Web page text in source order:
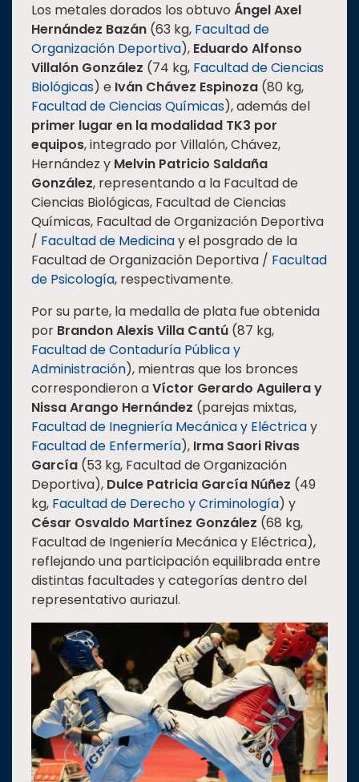
Los metales dorados los obtuvo Ángel Axel
Hernández Bazán (63 kg, Facultad de
Organización Deportiva), Eduardo Alfonso
Villalón González (74 kg, Facultad de Ciencias
Biológicas) e Iván Chávez Espinoza (80 kg,
Facultad de Ciencias Químicas), además del
primer lugar en la modalidad TK3 por
equipos, integrado por Villalón, Chávez,
Hernández y Melvin Patricio Saldaña
González, representando a la Facultad de
Ciencias Biológicas, Facultad de Ciencias
Químicas, Facultad de Organización Deportiva
/ Facultad de Medicinay el posgrado de la
Facultad de Organización Deportiva / Facultad
de Psicología, respectivamente.
Por su parte, la medalla de plata fue obtenida
por Brandon Alexis Villa Cantú (87 kg,
Facultad de Contaduría Pública y
Administración), mientras que los bronces
correspondieron aVíctor Gerardo Aguilera y
Nissa Arango Hernández (parejas mixtas,
Facultad de Inegniería Mecánica y Eléctricay
Facultad de Enfermería), Irma Saori Rivas
García (53 kg, Facultad de Organización
Deportiva), Dulce Patricia García Núñez (49
kg, Facultad de Derecho y Criminología) y
César Osvaldo Martínez González (68 kg,
Facultad de Ingeniería Mecánica y Eléctrica),
reflejando una participación equilibrada entre
distintas facultades y categorías dentro del
representativo auriazul.